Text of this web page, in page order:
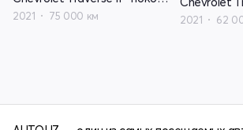
2021 75 000 км 2021 62